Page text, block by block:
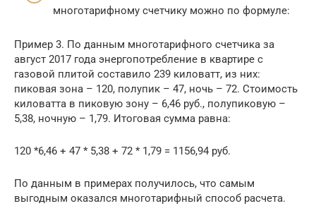
многотарифному счетчику можно по формуле:
Пример 3. По данным многотарифного счетчика за
август 2017 года энергопотребление в квартире с
газовой плитой составило 239 киловатт, из них:
пиковая зона – 120, полупик – 47, ночь – 72. Стоимость
киловатта в пиковую зону – 6,46 руб., полупиковую –
5,38, ночную – 1,79. Итоговая сумма равна:
120 *6,46 + 47 * 5,38 + 72 * 1,79 = 1156,94 руб.
По данным в примерах получилось, что самым
выгодным оказался многотарифный способ расчета.